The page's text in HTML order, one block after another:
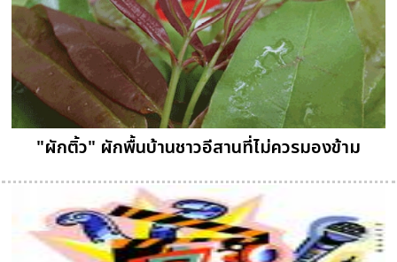
"ผักติ้ว" ผักพื้นบ้านชาวอีสานที่ไม่ควรมองข้าม